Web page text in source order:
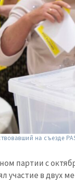
на съезде
партии с
участие в двух
Заголовок новости +
Фотография +
Ссылка на медиа +
Текст новости +